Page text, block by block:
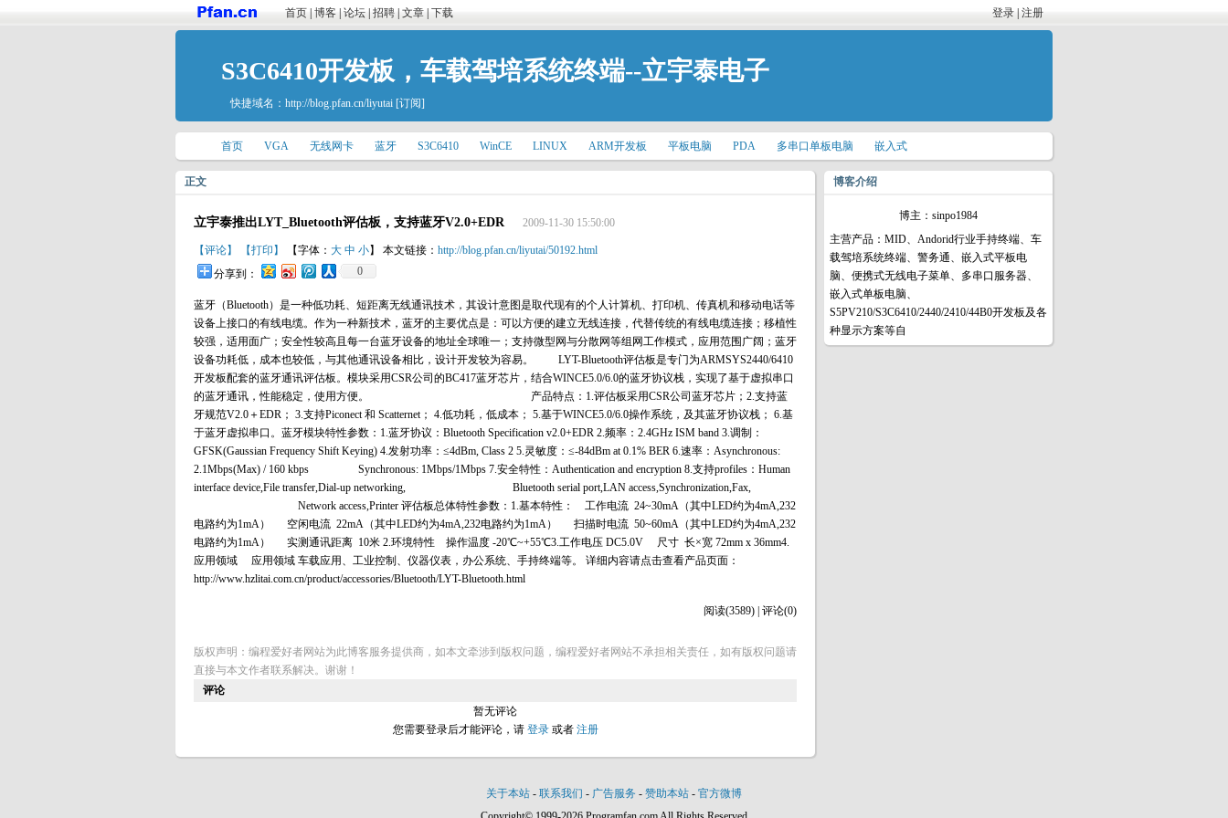
登录 注册
首页 博客 论坛 招聘 文章 下载
S3C6410开发板，车载驾培系统终端--立宇泰电子
快捷域名： http://blog.pfan.cn/liyutai [订阅]
首页 VGA 无线网卡 蓝牙 S3C6410 WinCE LINUX ARM开发板 平板电脑 PDA 多串口单板电脑 嵌入式
博客介绍
博主：sinpo1984
主营产品：MID、Andorid行业手持终端、车
载驾培系统终端、警务通、嵌入式平板电
脑、便携式无线电子菜单、多串口服务器、
嵌入式单板电脑、
S5PV210/S3C6410/2440/2410/44B0开发板及各
种显示方案等自
正文
立宇泰推出LYT_Bluetooth评估板，支持蓝牙V2.0+EDR 2009-11-30 15:50:00
【评论】 【打印】 【字体： 大 中 小】 本文链接： http://blog.pfan.cn/liyutai/50192.html
分享到：
0
蓝牙（Bluetooth）是一种低功耗、短距离无线通讯技术，其设计意图是取代现有的个人计算机、打印机、传真机和移动电话等
设备上接口的有线电缆。作为一种新技术，蓝牙的主要优点是：可以方便的建立无线连接，代替传统的有线电缆连接；移植性
较强，适用面广；安全性较高且每一台蓝牙设备的地址全球唯一；支持微型网与分散网等组网工作模式，应用范围广阔；蓝牙
设备功耗低，成本也较低，与其他通讯设备相比，设计开发较为容易。 LYT-Bluetooth评估板是专门为ARMSYS2440/6410
开发板配套的蓝牙通讯评估板。模块采用CSR公司的BC417蓝牙芯片，结合WINCE5.0/6.0的蓝牙协议栈，实现了基于虚拟串口
的蓝牙通讯，性能稳定，使用方便。 产品特点：1.评估板采用CSR公司蓝牙芯片；2.支持蓝
牙规范V2.0＋EDR； 3.支持Piconect 和 Scatternet； 4.低功耗，低成本； 5.基于WINCE5.0/6.0操作系统，及其蓝牙协议栈； 6.基
于蓝牙虚拟串口。蓝牙模块特性参数：1.蓝牙协议：Bluetooth Specification v2.0+EDR 2.频率：2.4GHz ISM band 3.调制：
GFSK(Gaussian Frequency Shift Keying) 4.发射功率：≤4dBm, Class 2 5.灵敏度：≤-84dBm at 0.1% BER 6.速率：Asynchronous:
2.1Mbps(Max) / 160 kbps Synchronous: 1Mbps/1Mbps 7.安全特性：Authentication and encryption 8.支持profiles：Human
interface device,File transfer,Dial-up networking, Bluetooth serial port,LAN access,Synchronization,Fax,
Network access,Printer 评估板总体特性参数：1.基本特性： 工作电流 24~30mA（其中LED约为4mA,232
电路约为1mA） 空闲电流 22mA（其中LED约为4mA,232电路约为1mA） 扫描时电流 50~60mA（其中LED约为4mA,232
电路约为1mA） 实测通讯距离 10米 2.环境特性 操作温度 -20℃~+55℃3.工作电压 DC5.0V 尺寸 长×宽 72mm x 36mm4.
应用领域 应用领域 车载应用、工业控制、仪器仪表，办公系统、手持终端等。 详细内容请点击查看产品页面：
http://www.hzlitai.com.cn/product/accessories/Bluetooth/LYT-Bluetooth.html
阅读(3589) | 评论(0)
版权声明：编程爱好者网站为此博客服务提供商，如本文牵涉到版权问题，编程爱好者网站不承担相关责任，如有版权问题请
直接与本文作者联系解决。谢谢！
评论
暂无评论
您需要登录后才能评论，请 登录或者 注册
关于本站 - 联系我们 - 广告服务 - 赞助本站 - 官方微博